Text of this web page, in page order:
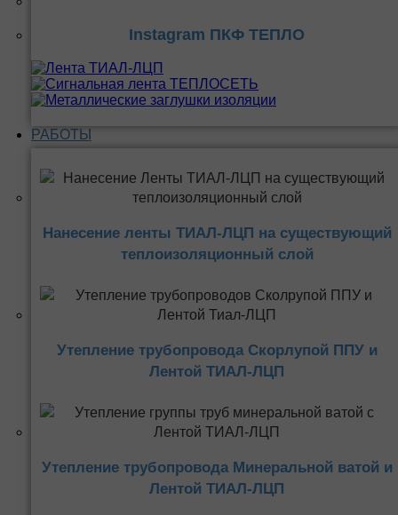
Instagram ПКФ ТЕПЛО
РАБОТЫ
Нанесение ленты ТИАЛ-ЛЦП на существующий
теплоизоляционный слой
Утепление трубопровода Скорлупой ППУ и
Лентой ТИАЛ-ЛЦП
Утепление трубопровода Минеральной ватой и
Лентой ТИАЛ-ЛЦП